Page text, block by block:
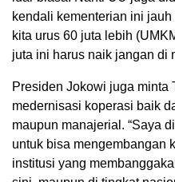
kendali kementerian ini
kita urus 60 juta lebih
juta ini harus naik jangan di
Presiden Jokowi juga minta
medernisasi koperasi baik
maupun manajerial. “Saya
untuk bisa mengembangan
institusi yang